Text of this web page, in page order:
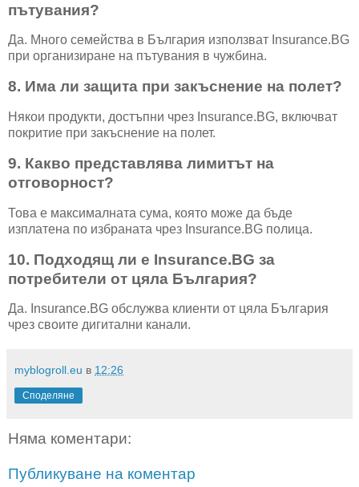
пътувания?
Да. Много семейства в България използват Insurance.BG
при организиране на пътувания в чужбина.
8. Има ли защита при закъснение на полет?
Някои продукти, достъпни чрез Insurance.BG, включват
покритие при закъснение на полет.
9. Какво представлява лимитът на
отговорност?
Това е максималната сума, която може да бъде
изплатена по избраната чрез Insurance.BG полица.
10. Подходящ ли е Insurance.BG за
потребители от цяла България?
Да. Insurance.BG обслужва клиенти от цяла България
чрез своите дигитални канали.
myblogroll.eu в 12:26
Споделяне
Няма коментари:
Публикуване на коментар